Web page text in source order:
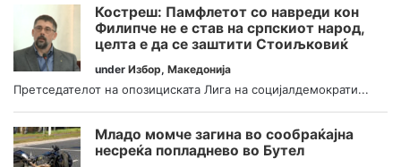
Костреш: Памфлетот со навреди кон
Филипче не е став на српскиот народ,
целта е да се заштити Стоиљковиќ
under Избор, Македонија
Претседателот на опозициската Лига на социјалдемократи...
Младо момче загина во сообраќајна
несреќа попладнево во Бутел